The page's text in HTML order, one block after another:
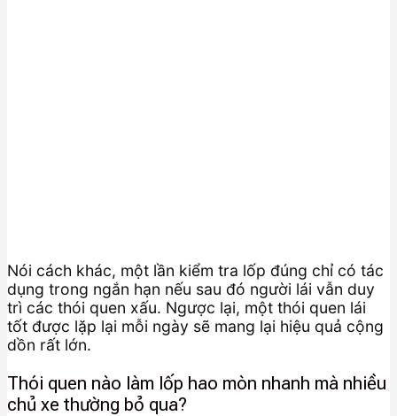
Nói cách khác, một lần kiểm tra lốp đúng chỉ có tác
dụng trong ngắn hạn nếu sau đó người lái vẫn duy
trì các thói quen xấu. Ngược lại, một thói quen lái
tốt được lặp lại mỗi ngày sẽ mang lại hiệu quả cộng
dồn rất lớn.
Thói quen nào làm lốp hao mòn nhanh mà nhiều
chủ xe thường bỏ qua?